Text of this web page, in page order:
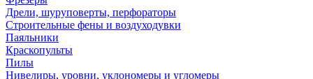
Дрели, шуруповерты, перфораторы
Строительные фены и воздуходувки
Паяльники
Краскопульты
Пилы
Нивелиры, уровни, уклономеры и угломеры